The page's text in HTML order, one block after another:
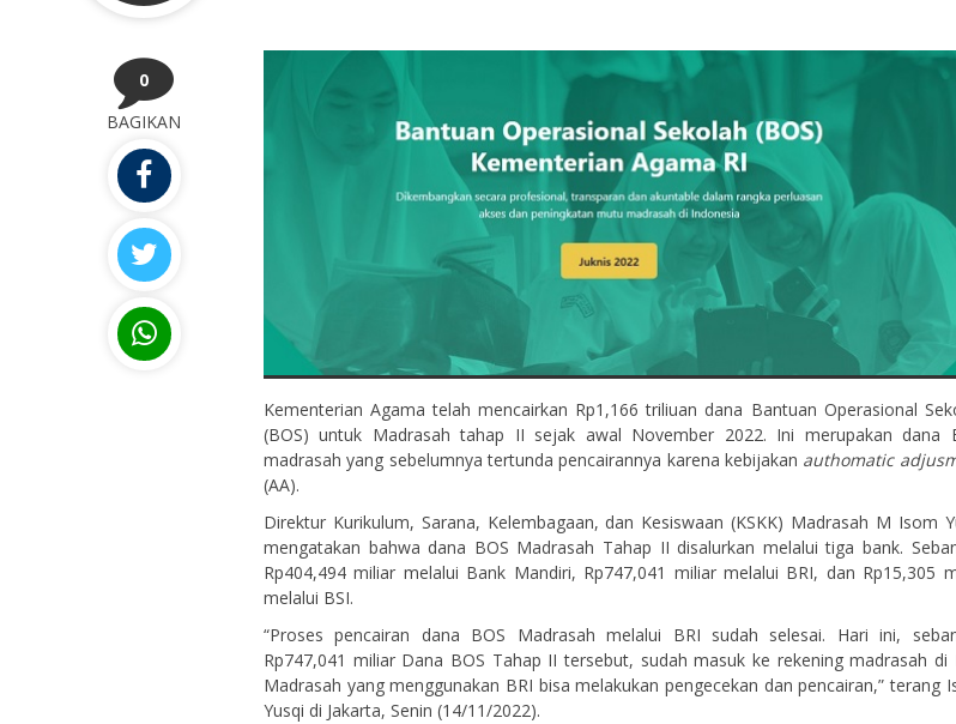
0
BAGIKAN
Kementerian Agama telah mencairkan Rp1,166 triliuan dana Bantuan Operasional
(BOS) untuk Madrasah tahap II sejak awal November 2022. Ini merupakan dana
madrasah yang sebelumnya tertunda pencairannya karena kebijakan authomatic
(AA).
Direktur Kurikulum, Sarana, Kelembagaan, dan Kesiswaan (KSKK) Madrasah M Isom
mengatakan bahwa dana BOS Madrasah Tahap II disalurkan melalui tiga bank.
Rp404,494 miliar melalui Bank Mandiri, Rp747,041 miliar melalui BRI, dan Rp15,305
melalui BSI.
“Proses pencairan dana BOS Madrasah melalui BRI sudah selesai. Hari ini,
Rp747,041 miliar Dana BOS Tahap II tersebut, sudah masuk ke rekening madrasah di
Madrasah yang menggunakan BRI bisa melakukan pengecekan dan pencairan,” terang
Yusqi di Jakarta, Senin (14/11/2022).
110715xxxxxxxxxx
Guru Honor
Guru Mapel
STAT
Guru Honor
GTK